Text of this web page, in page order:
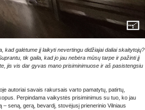
kad galėtume jį laikyti nevertingu didžiajai daliai skaitytojų?
tik gaila, kad jo jau nebėra mūsų tarpe ir pažinti jį
jis vis dar gyvas mano prisiminimuose ir aš pasistengsiu
autoriai savais rakursais varto pamatytų, patirtų,
Perpindama vaikystės prisiminimus su tuo, ko jau
– seną, gerą, bevardį, stovėjusį prienerinio Vilniaus